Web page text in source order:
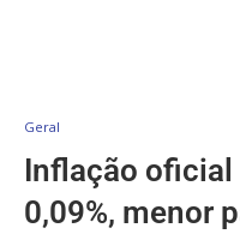
Geral
Inflação
0,09%, menor